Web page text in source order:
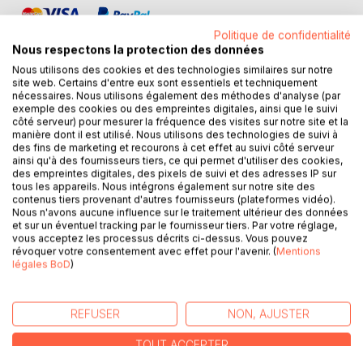
DESCRIPTION
« Pardaillan, tu vas mourir... Non parce que tu t'es dressé
devant ma puissance... Tu vas mourir parce que je t'aime !
»
La fantastique procession de la Sainte-Ligue est arrivée à
Chartres où s'est réfugié Henri III. C'est dans cette ville
que le moine Jacques Clément, armé par Fausta, doit
assassiner le roi de France pour permettre au duc de Guise
de monter sur le trôné. Mais le moine ne frappe pas. Tout
sauver Henri III !
Ce miracle, c'est le chevalier de Pardaillan, qui se retrouve
Politique de confidentialité
Nous respectons la protection des données
Nous utilisons des cookies et des technologies similaires sur notre
site web. Certains d'entre eux sont essentiels et techniquement
nécessaires. Nous utilisons également des méthodes d'analyse (par
exemple des cookies ou des empreintes digitales, ainsi que le suivi
côté serveur) pour mesurer la fréquence des visites sur notre site et la
manière dont il est utilisé. Nous utilisons des technologies de suivi à
des fins de marketing et recourons à cet effet au suivi côté serveur
ainsi qu'à des fournisseurs tiers, ce qui permet d'utiliser des cookies,
des empreintes digitales, des pixels de suivi et des adresses IP sur
tous les appareils. Nous intégrons également sur notre site des
contenus tiers provenant d'autres fournisseurs (plateformes vidéo).
Nous n'avons aucune influence sur le traitement ultérieur des données
et sur un éventuel tracking par le fournisseur tiers. Par votre réglage,
vous acceptez les processus décrits ci-dessus. Vous pouvez
révoquer votre consentement avec effet pour l'avenir. (Mentions
légales BoD)
REFUSER NON, AJUSTER